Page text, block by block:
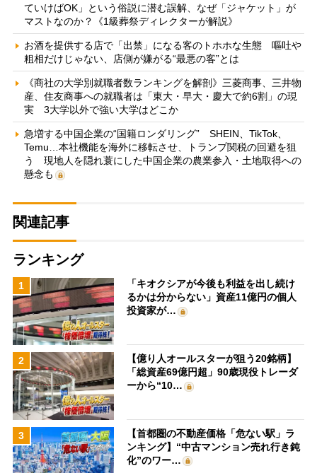
ていけばOK」という俗説に潜む誤解、なぜ「ジャケット」が
マストなのか？《1級葬祭ディレクターが解説》
お酒を提供する店で「出禁」になる客のトホホな生態 嘔吐や
粗相だけじゃない、店側が嫌がる“最悪の客”とは
《商社の大学別就職者数ランキングを解剖》三菱商事、三井物
産、住友商事への就職者は「東大・早大・慶大で約6割」の現
実 3大学以外で強い大学はどこか
急増する中国企業の“国籍ロンダリング” SHEIN、TikTok、
Temu…本社機能を海外に移転させ、トランプ関税の回避を狙
う 現地人を隠れ蓑にした中国企業の農業参入・土地取得への
懸念も
関連記事
ランキング
1
「キオクシアが今後も利益を出し続け
るかは分からない」資産11億円の個人
投資家が…
2
【億り人オールスターが狙う20銘柄】
「総資産69億円超」90歳現役トレーダ
ーから“10…
3
【首都圏の不動産価格「危ない駅」ラ
ンキング】“中古マンション売れ行き鈍
化”のワー…